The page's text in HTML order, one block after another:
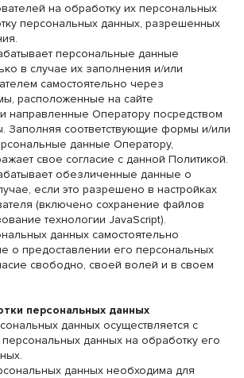
на обработку их персональных
персональных данных, разрешенных
персональные данные
в случае их заполнения и/или
самостоятельно через
расположенные на сайте
направленные Оператору посредством
Заполняя соответствующие формы и/или
данные Оператору,
свое согласие с данной Политикой.
обезличенные данные о
если это разрешено в настройках
(включено сохранение файлов
технологии JavaScript).
данных самостоятельно
о предоставлении его персональных
свободно, своей волей и в своем
персональных данных
данных осуществляется с
персональных данных на обработку его
данных необходима для